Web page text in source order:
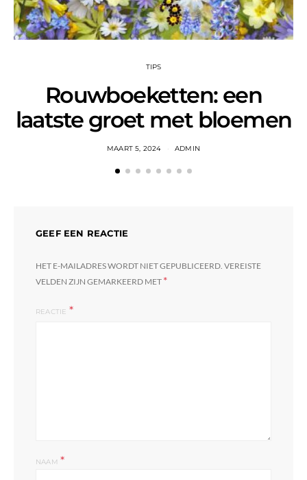
TIPS
Rouwboeketten: een
laatste groet met bloemen
MAART 5, 2024 ADMIN
GEEF EEN REACTIE
HET E-MAILADRES WORDT NIET GEPUBLICEERD. VEREISTE
VELDEN ZIJN GEMARKEERD MET *
REACTIE
NAAM *